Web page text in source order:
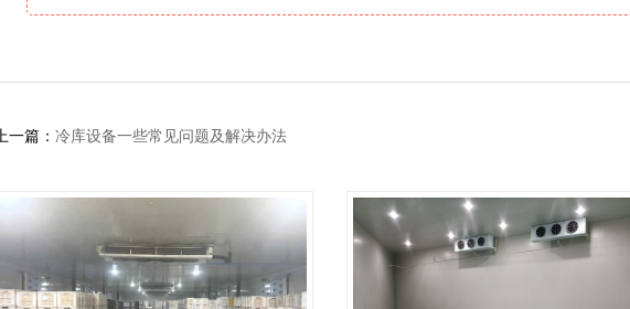
上一篇： 冷库设备一些常见问题及解决办法